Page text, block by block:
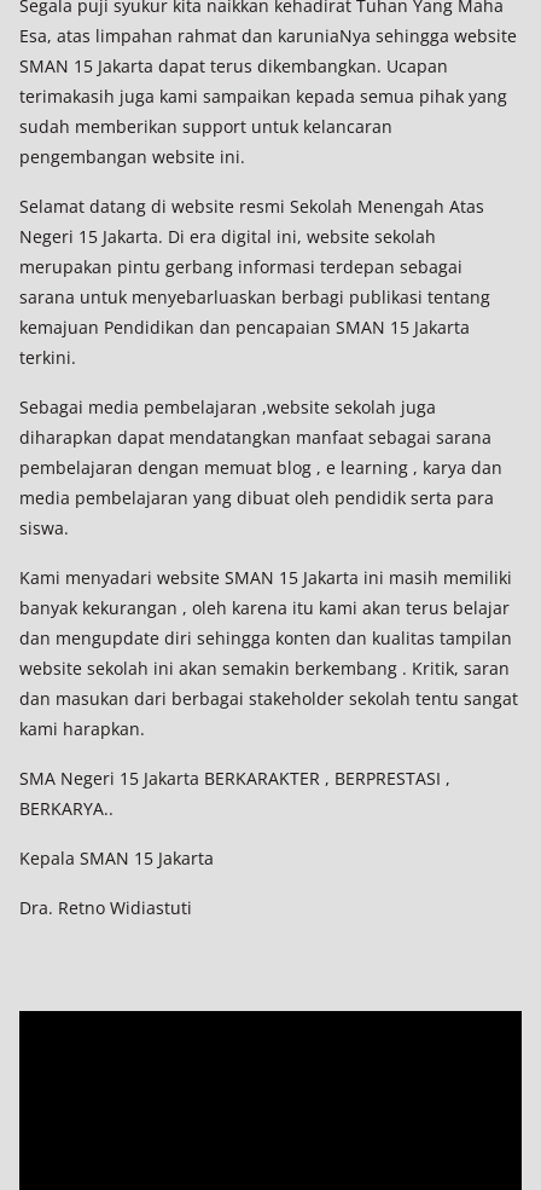
Segala puji syukur kita naikkan kehadirat Tuhan Yang Maha
Esa, atas limpahan rahmat dan karuniaNya sehingga website
SMAN 15 Jakarta dapat terus dikembangkan. Ucapan
terimakasih juga kami sampaikan kepada semua pihak yang
sudah memberikan support untuk kelancaran
pengembangan website ini.
Selamat datang di website resmi Sekolah Menengah Atas
Negeri 15 Jakarta. Di era digital ini, website sekolah
merupakan pintu gerbang informasi terdepan sebagai
sarana untuk menyebarluaskan berbagi publikasi tentang
kemajuan Pendidikan dan pencapaian SMAN 15 Jakarta
terkini.
Sebagai media pembelajaran ,website sekolah juga
diharapkan dapat mendatangkan manfaat sebagai sarana
pembelajaran dengan memuat blog , e learning , karya dan
media pembelajaran yang dibuat oleh pendidik serta para
siswa.
Kami menyadari website SMAN 15 Jakarta ini masih memiliki
banyak kekurangan , oleh karena itu kami akan terus belajar
dan mengupdate diri sehingga konten dan kualitas tampilan
website sekolah ini akan semakin berkembang . Kritik, saran
dan masukan dari berbagai stakeholder sekolah tentu sangat
kami harapkan.
SMA Negeri 15 Jakarta BERKARAKTER , BERPRESTASI ,
BERKARYA..
Kepala SMAN 15 Jakarta
Dra. Retno Widiastuti